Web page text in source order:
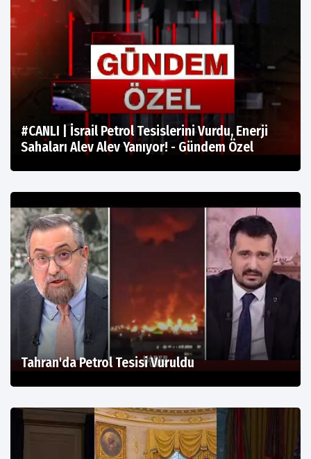
#CANLI | İsrail Petrol Tesislerini Vurdu, Enerji
Sahaları Alev Alev Yanıyor! - Gündem Özel
Tahran'da Petrol Tesisi Vuruldu